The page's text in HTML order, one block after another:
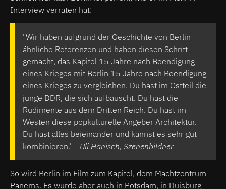
Interview verraten hat:
"Wir haben aufgrund der Geschichte von Berlin
ähnliche Referenzen und haben diesen Schritt
gemacht, das Kapitol 15 Jahre nach Beendigung
eines Krieges mit Berlin 15 Jahre nach Beendigung
eines Krieges zu vergleichen. Du hast im Ostteil die
junge DDR, die sich aufbauscht. Du hast die
Rudimente aus dem Dritten Reich. Du hast im
Westen diese popkulturelle Angeber Architektur.
Du hast alles beieinander und kannst es sehr gut
kombinieren." - Uli Hanisch, Szenenbildner
So wird Berlin im Film zum Kapitol, dem Machtzentrum
Panems. Es wurde aber auch in Potsdam, in Duisburg